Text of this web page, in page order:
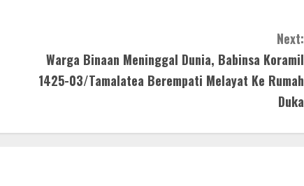
Next:
Warga Binaan Meninggal Dunia, Babinsa Koramil
1425-03/Tamalatea Berempati Melayat Ke Rumah
Duka